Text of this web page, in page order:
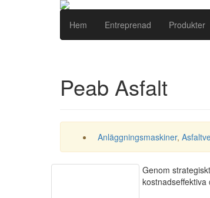
Hem Entreprenad Produkter
Peab Asfalt
Anläggningsmaskiner,
Genom